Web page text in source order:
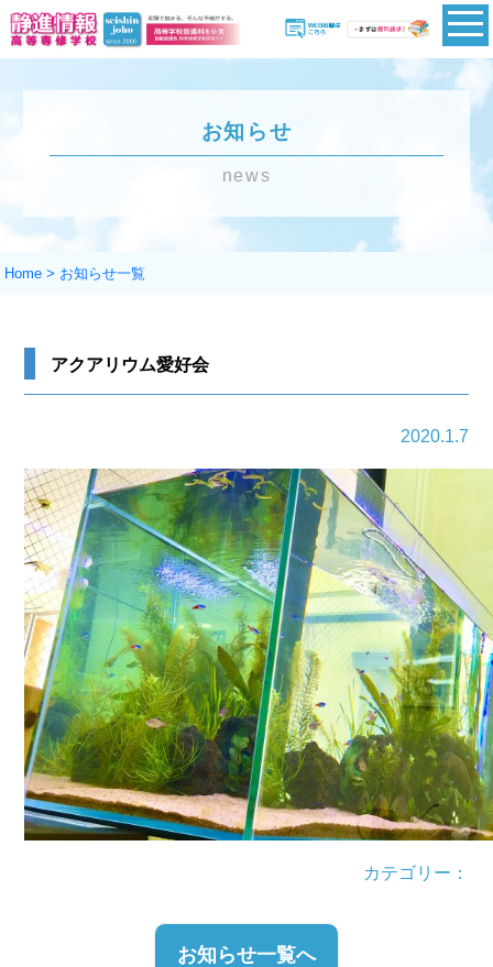
お知らせ
news
Home > お知らせ一覧
アクアリウム愛好会
2020.1.7
カテゴリー：
お知らせ一覧へ